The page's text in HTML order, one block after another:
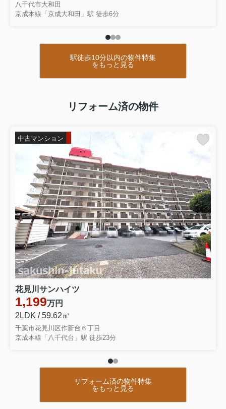
八千代市大和田
京成本線「京成大和田」駅 徒歩6分
駅徒歩10分以内の物件特集
をもっと見る
リフォーム済の物件
中古マンション
花見川サンハイツ
1,199万円
2LDK / 59.62㎡
千葉市花見川区作新台６丁目
京成本線「八千代台」駅 徒歩23分
リフォーム済の物件特集
をもっと見る